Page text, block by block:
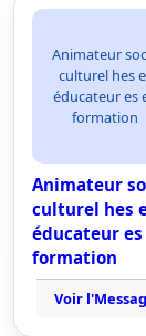
Animateur
culturel hes
éducateur es
formation
Animateur
culturel hes
éducateur es
formation
Voir